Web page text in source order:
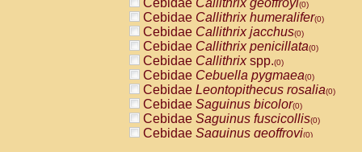
Cebidae Callithrix geoffroyi(0)
Cebidae Callithrix humeralifer(0)
Cebidae Callithrix jacchus(0)
Cebidae Callithrix penicillata(0)
Cebidae Callithrixspp.(0)
Cebidae Cebuella pygmaea(0)
Cebidae Leontopithecus rosalia(0)
Cebidae Saguinus bicolor(0)
Cebidae Saguinus fuscicollis(0)
Cebidae Saguinus geoffroyi(0)